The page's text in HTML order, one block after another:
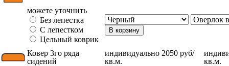
можете уточнить
Без лепестка
С лепестком
Цельный коврик
В корзину
Ковер 3го ряда
сидений
индивидуально 2050 руб/
кв.м.
кв.м.